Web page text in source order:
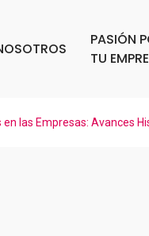
PASIÓN
TU
en las Empresas: Avances